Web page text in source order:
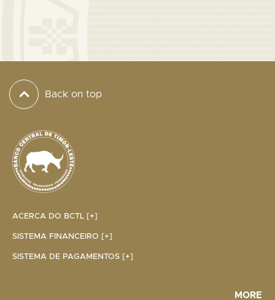
Back on top
ACERCA DO BCTL [+]
SISTEMA FINANCEIRO [+]
SISTEMA DE PAGAMENTOS [+]
MORE